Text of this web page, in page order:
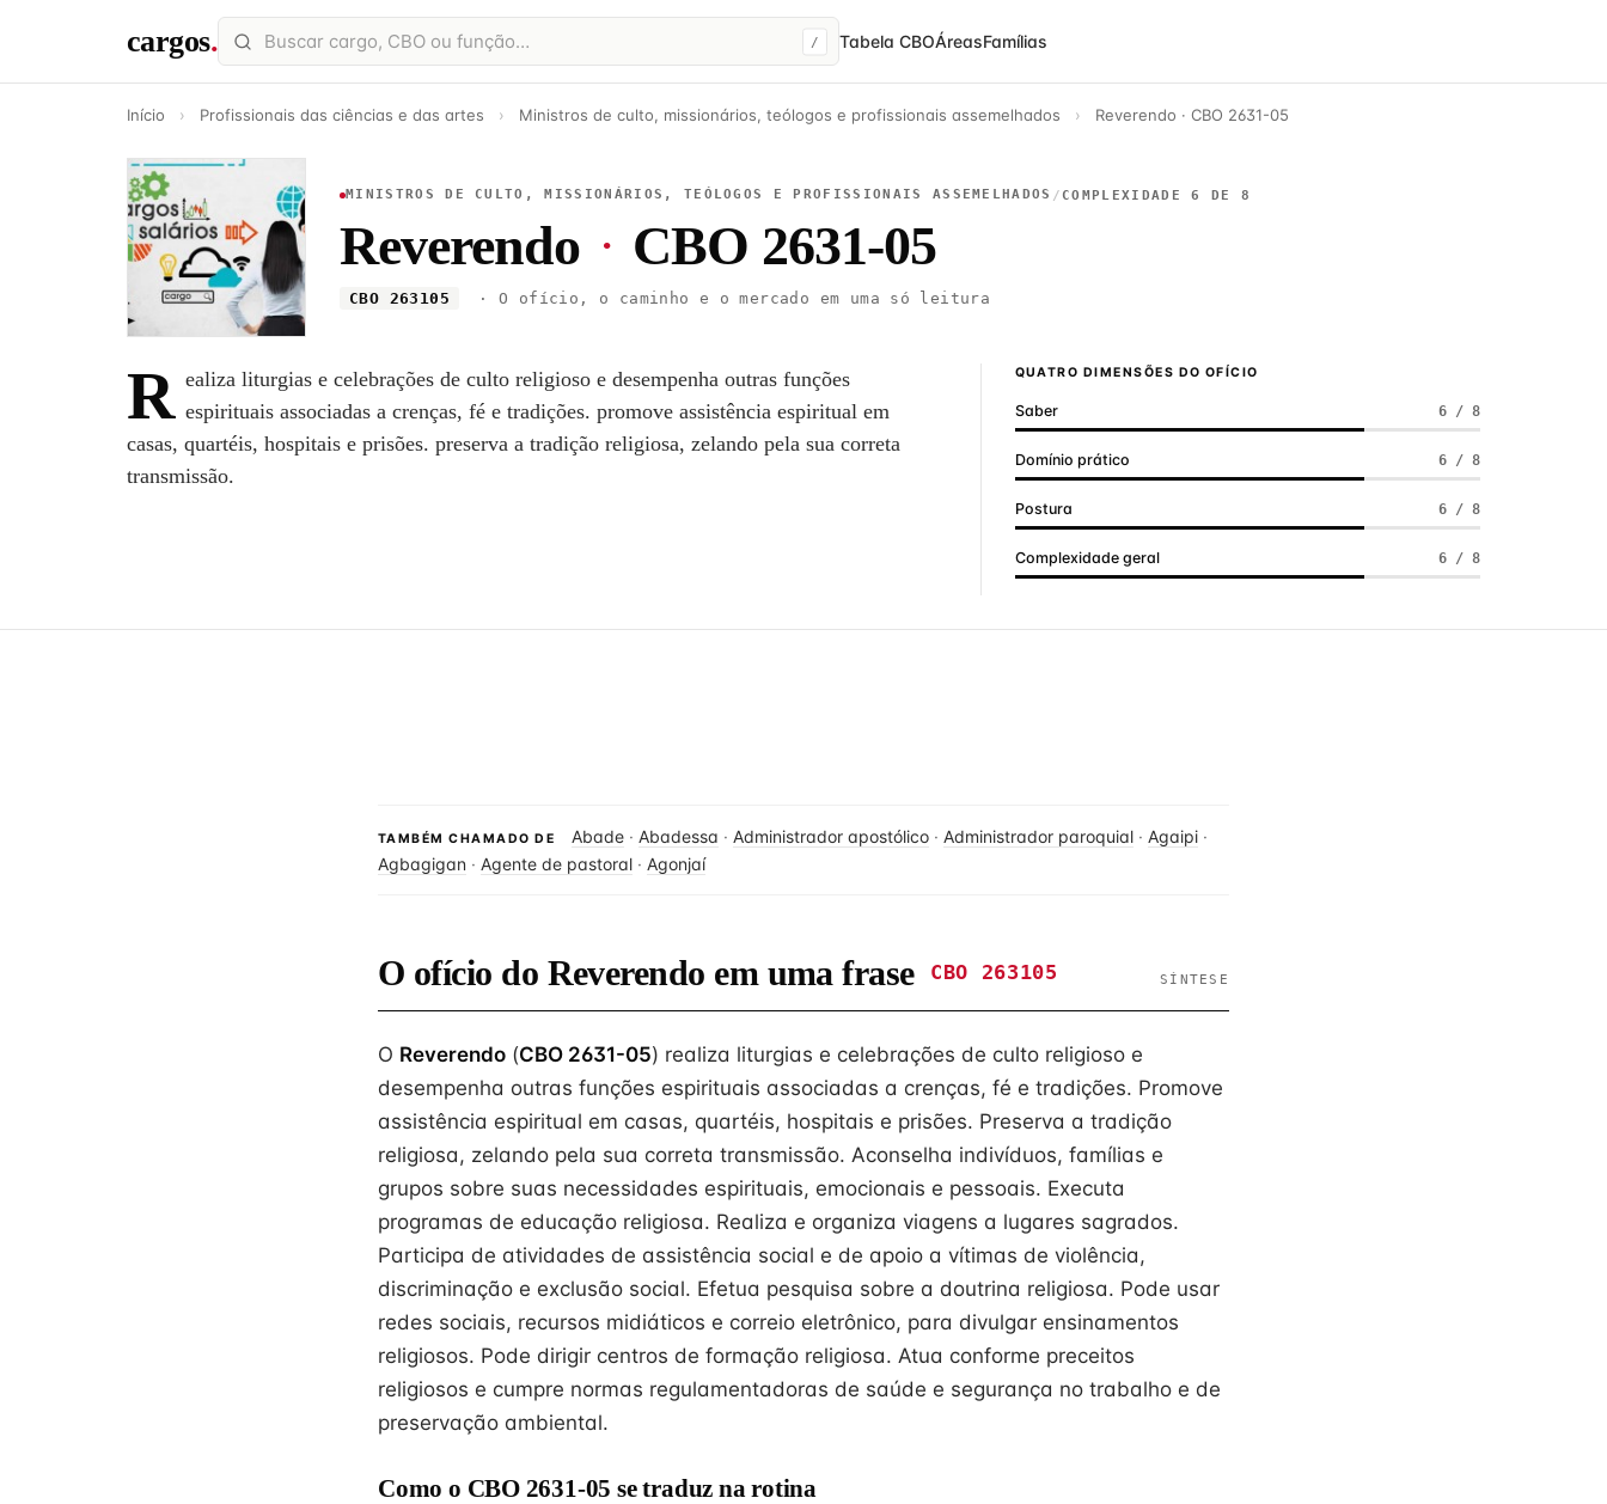
cargos. / Tabela CBOÁreasFamílias
Início › Profissionais das ciências e das artes › Ministros de culto, missionários, teólogos e profissionais assemelhados › Reverendo · CBO 2631-05
MINISTROS DE CULTO, MISSIONÁRIOS, TEÓLOGOS E PROFISSIONAIS ASSEMELHADOS / COMPLEXIDADE 6 DE 8
Reverendo · CBO 2631-05
CBO 263105 · O ofício, o caminho e o mercado em uma só leitura
R ealiza liturgias e celebrações de culto religioso e desempenha outras funções
espirituais associadas a crenças, fé e tradições. promove assistência espiritual em
casas, quartéis, hospitais e prisões. preserva a tradição religiosa, zelando pela sua correta
transmissão.
QUATRO DIMENSÕES DO OFÍCIO
Saber 6 / 8
Domínio prático 6 / 8
Postura 6 / 8
Complexidade geral 6 / 8
TAMBÉM CHAMADO DE Abade · Abadessa · Administrador apostólico · Administrador paroquial · Agaipi ·
Agbagigan · Agente de pastoral · Agonjaí
O ofício do Reverendo em uma frase CBO 263105 SÍNTESE
O Reverendo (CBO 2631-05) realiza liturgias e celebrações de culto religioso e
desempenha outras funções espirituais associadas a crenças, fé e tradições. Promove
assistência espiritual em casas, quartéis, hospitais e prisões. Preserva a tradição
religiosa, zelando pela sua correta transmissão. Aconselha indivíduos, famílias e
grupos sobre suas necessidades espirituais, emocionais e pessoais. Executa
programas de educação religiosa. Realiza e organiza viagens a lugares sagrados.
Participa de atividades de assistência social e de apoio a vítimas de violência,
discriminação e exclusão social. Efetua pesquisa sobre a doutrina religiosa. Pode usar
redes sociais, recursos midiáticos e correio eletrônico, para divulgar ensinamentos
religiosos. Pode dirigir centros de formação religiosa. Atua conforme preceitos
religiosos e cumpre normas regulamentadoras de saúde e segurança no trabalho e de
preservação ambiental.
Como o CBO 2631-05 se traduz na rotina